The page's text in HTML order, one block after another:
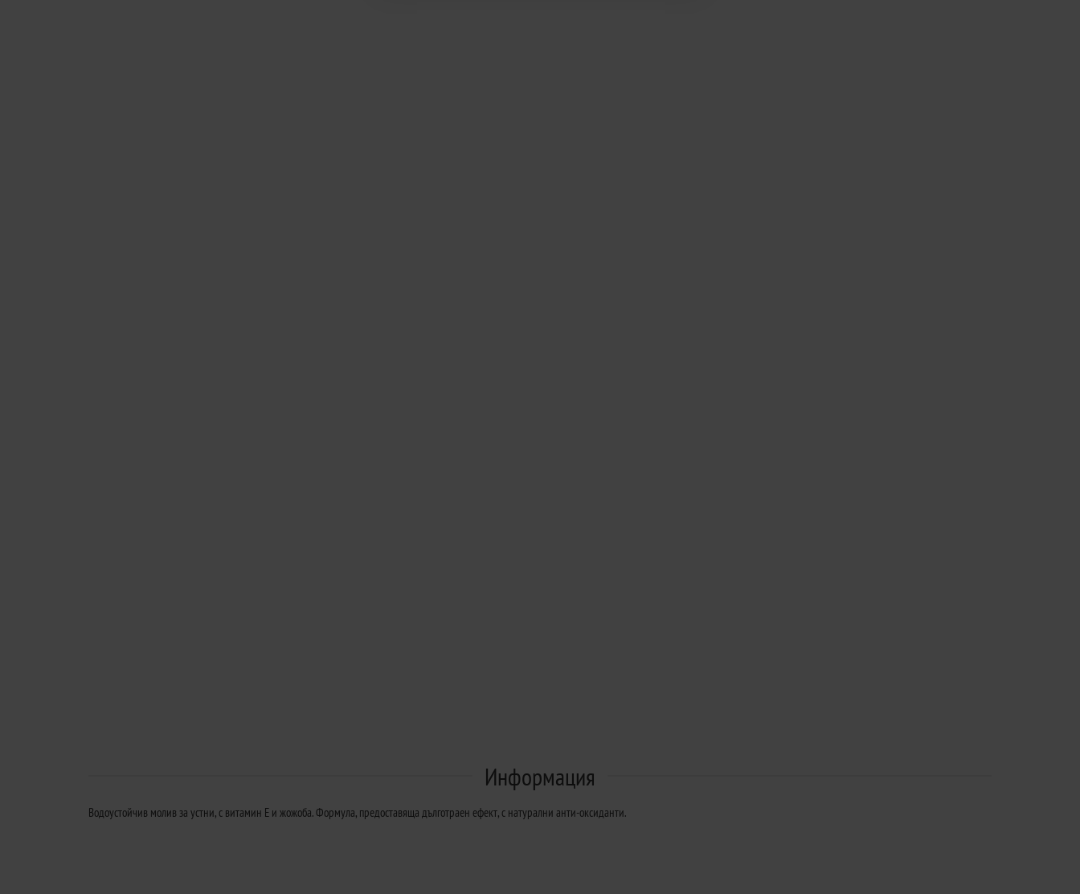
Информация
Водоустойчив молив за устни, с витамин Е и жожоба. Формула, предоставяща дълготраен ефект, с натурални анти-оксиданти.